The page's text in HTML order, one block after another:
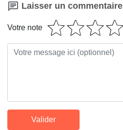
Laisser un commentaire
Votre note